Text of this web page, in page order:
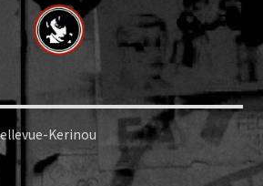
Kerinou